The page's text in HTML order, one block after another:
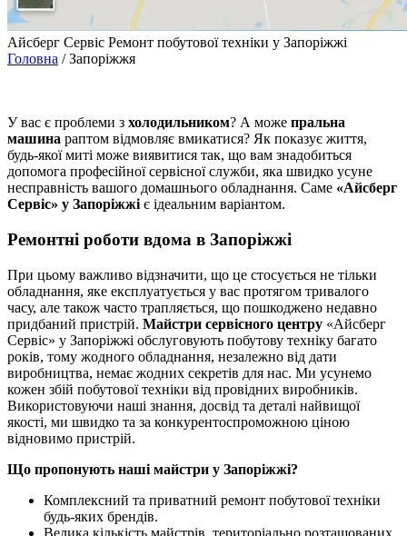
Айсберг Сервіс Ремонт побутової техніки у Запоріжжі
Головна /Запоріжжя
У вас є проблеми з холодильником? А може пральна
машина раптом відмовляє вмикатися? Як показує життя,
будь-якої миті може виявитися так, що вам знадобиться
допомога професійної сервісної служби, яка швидко усуне
несправність вашого домашнього обладнання. Саме «Айсберг
Сервіс» у Запоріжжі є ідеальним варіантом.
Ремонтні роботи вдома в Запоріжжі
При цьому важливо відзначити, що це стосується не тільки
обладнання, яке експлуатується у вас протягом тривалого
часу, але також часто трапляється, що пошкоджено недавно
придбаний пристрій. Майстри сервісного центру «Айсберг
Сервіс» у Запоріжжі обслуговують побутову техніку багато
років, тому жодного обладнання, незалежно від дати
виробництва, немає жодних секретів для нас. Ми усунемо
кожен збій побутової техніки від провідних виробників.
Використовуючи наші знання, досвід та деталі найвищої
якості, ми швидко та за конкурентоспроможною ціною
відновимо пристрій.
Що пропонують наші майстри у Запоріжжі?
Комплексний та приватний ремонт побутової техніки
будь-яких брендів.
Велика кількість майстрів, територіально розташованих